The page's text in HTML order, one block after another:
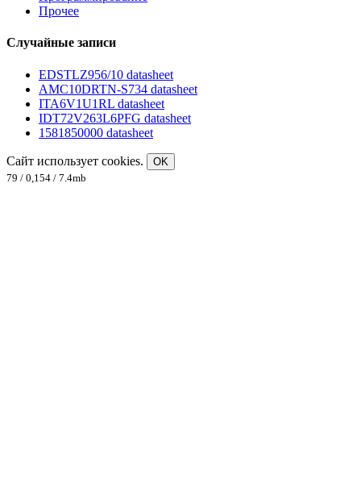
Прочее
Случайные записи
EDSTLZ956/10 datasheet
AMC10DRTN-S734 datasheet
ITA6V1U1RL datasheet
IDT72V263L6PFG datasheet
1581850000 datasheet
Сайт использует cookies.
OK
79 / 0,154 / 7.4mb